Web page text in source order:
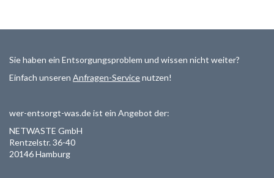
Sie haben ein Entsorgungsproblem und wissen nicht weiter?
Einfach unseren Anfragen-Servicenutzen!
wer-entsorgt-was.de ist ein Angebot der:
NETWASTE GmbH
Rentzelstr. 36-40
20146 Hamburg